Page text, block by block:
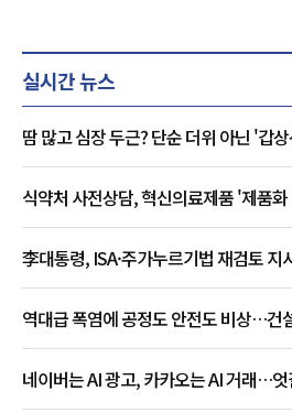
실시간 뉴스
땀 많고 심장 두근? 단순 더위 아닌 '갑
식약처 사전상담, 혁신의료제품 '제품
李대통령, ISA·주가누르기법 재검토
역대급 폭염에 공정도 안전도 비상…건
네이버는 AI 광고, 카카오는 AI 거래…